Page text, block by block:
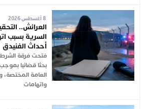
8 أغسطس 2026
العرائش..
السرية بسبب
أحداث الفنيدق
فتحت فرقة
بحثا قضائيا
العامة
واتهامات